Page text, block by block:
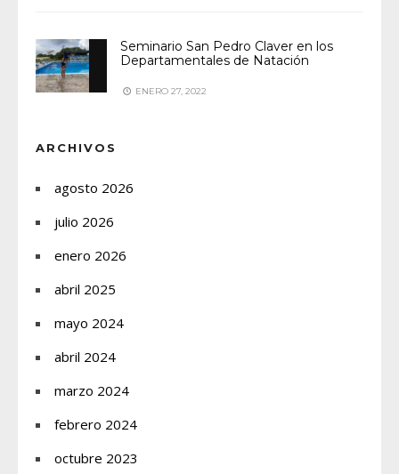
Seminario San Pedro Claver en los
Departamentales de Natación
ENERO 27, 2022
ARCHIVOS
agosto 2026
julio 2026
enero 2026
abril 2025
mayo 2024
abril 2024
marzo 2024
febrero 2024
octubre 2023